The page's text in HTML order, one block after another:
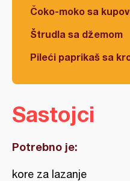
Čoko-moko sa
Štrudla sa džemom
Pileći paprikaš sa
Sastojci
Potrebno je:
kore za lazanje